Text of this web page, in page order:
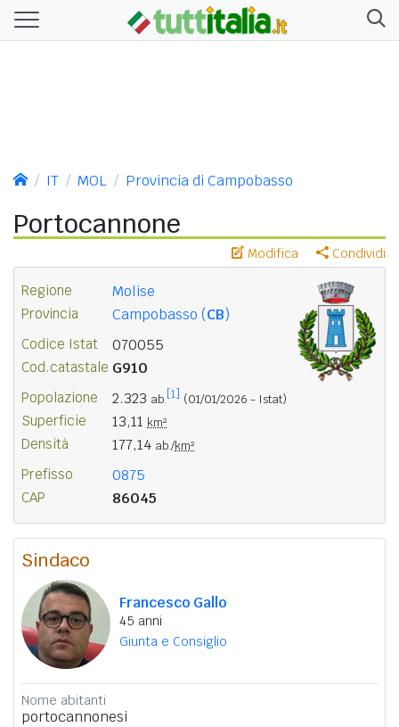
IT MOL Provincia di Campobasso
Portocannone
Modifica Condividi
Regione Molise
Provincia Campobasso (CB)
Codice Istat 070055
Cod.catastale G910
Popolazione 2.323 ab. [1] (01/01/2026 - Istat)
Superficie 13,11 km²
Densità 177,14 ab./km²
Prefisso 0875
CAP 86045
Sindaco
Francesco Gallo
45 anni
Giunta e Consiglio
Nome abitanti
portocannonesi